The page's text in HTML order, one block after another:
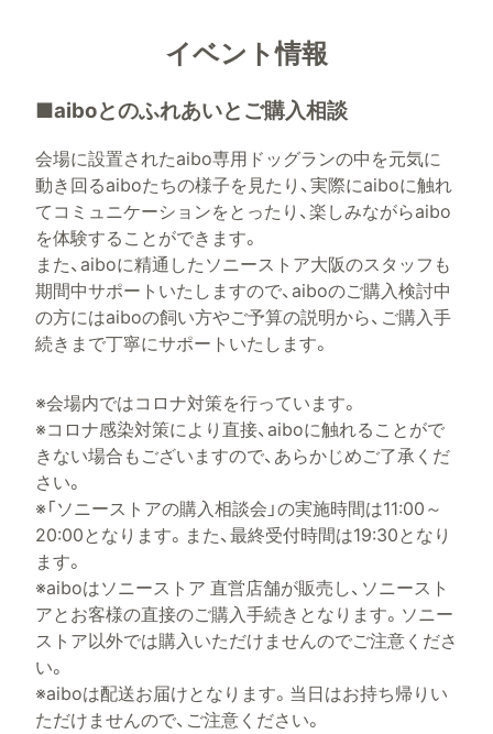
イベント情報
■aiboとのふれあいとご購入相談
会場に設置されたaibo専用ドッグランの中を元気に
動き回るaiboたちの様子を見たり、実際にaiboに触れ
てコミュニケーションをとったり、楽しみながらaibo
を体験することができます。
また、aiboに精通したソニーストア大阪のスタッフも
期間中サポートいたしますので、aiboのご購入検討中
の方にはaiboの飼い方やご予算の説明から、ご購入手
続きまで丁寧にサポートいたします。
※会場内ではコロナ対策を行っています。
※コロナ感染対策により直接、aiboに触れることがで
きない場合もございますので、あらかじめご了承くだ
さい。
※「ソニーストアの購入相談会」の実施時間は11:00～
20:00となります。また、最終受付時間は19:30となり
ます。
※aiboはソニーストア 直営店舗が販売し、ソニースト
アとお客様の直接のご購入手続きとなります。ソニー
ストア以外では購入いただけませんのでご注意くださ
い。
※aiboは配送お届けとなります。当日はお持ち帰りい
ただけませんので、ご注意ください。